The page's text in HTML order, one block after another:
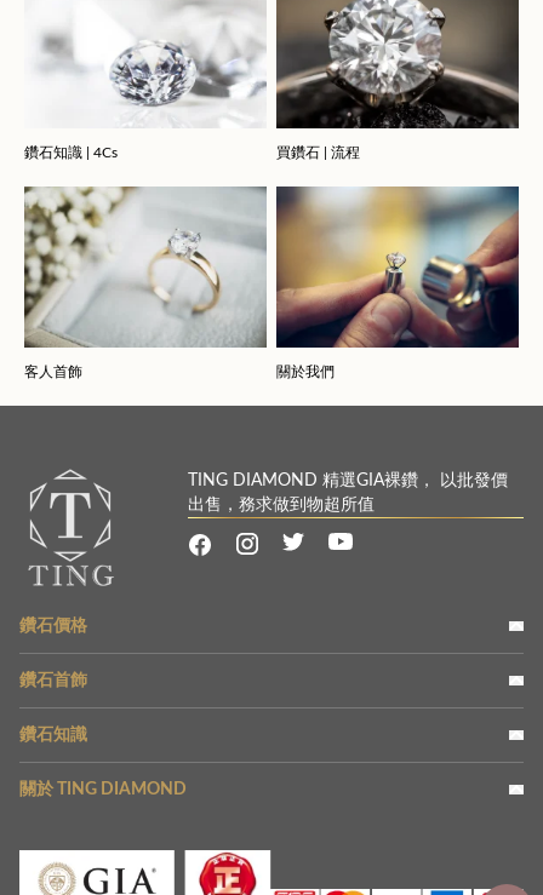
鑽石知識 | 4Cs 買鑽石 | 流程
客人首飾 關於我們
TING DIAMOND 精選GIA裸鑽， 以批發價
出售，務求做到物超所值
鑽石價格
鑽石首飾
鑽石知識
關於 TING DIAMOND